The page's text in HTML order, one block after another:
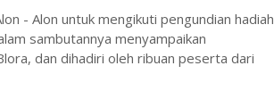
- Alon untuk mengikuti pengundian hadiah
sambutannya menyampaikan
dan dihadiri oleh ribuan peserta dari